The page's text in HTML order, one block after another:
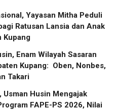
Yayasan Mitha Peduli
Ratusan Lansia dan Anak
Kupang
Enam Wilayah Sasaran
Kupang: Oben, Nonbes,
Takari
Usman Husin Mengajak
FAPE-PS 2026, Nilai